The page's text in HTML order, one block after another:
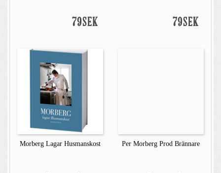
79SEK 79SEK
Morberg Lagar Husmanskost Per Morberg Prod Brännare